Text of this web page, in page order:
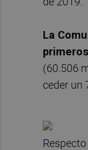
La
(60.506
ceder un